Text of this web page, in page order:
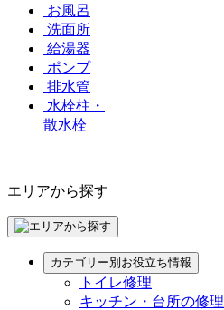
お風呂
洗面所
給湯器
ポンプ
排水管
水栓柱・
散水栓
エリアから探す
カテゴリー別お役立ち情報
トイレ修理
キッチン・台所の修理